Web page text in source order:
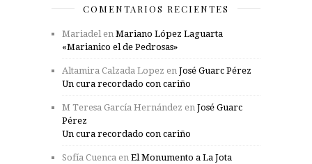
COMENTARIOS RECIENTES
Mariadel en Mariano López Laguarta
«Marianico el de Pedrosas»
Altamira Calzada Lopez en José Guarc Pérez
Un cura recordado con cariño
M Teresa García Hernández en José Guarc
Pérez
Un cura recordado con cariño
Sofía Cuenca en El Monumento a La Jota